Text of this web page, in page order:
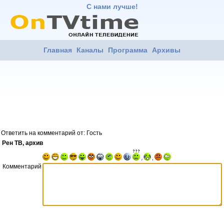
С нами лучше!
Главная Каналы Программа Архивы
Ответить на комментарий от: Гость
Рен ТВ, архив
Комментарий